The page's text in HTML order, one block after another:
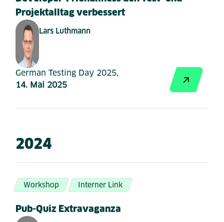
Projektalltag verbessert
Lars Luthmann
German Testing Day 2025,
14. Mai 2025
2024
Workshop Interner Link
Pub-Quiz Extravaganza